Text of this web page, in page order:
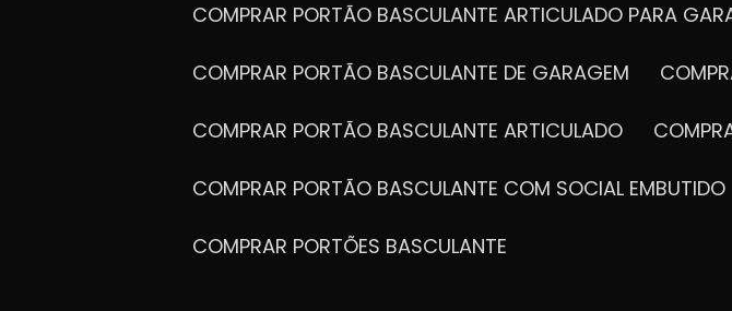
COMPRAR PORTÃO BASCULANTE ARTICULADO PARA
COMPRAR PORTÃO BASCULANTE DE GARAGEM
COMPRAR PORTÃO BASCULANTE ARTICULADO
COMPRAR PORTÃO BASCULANTE COM SOCIAL EMBUTIDO
COMPRAR PORTÕES BASCULANTE